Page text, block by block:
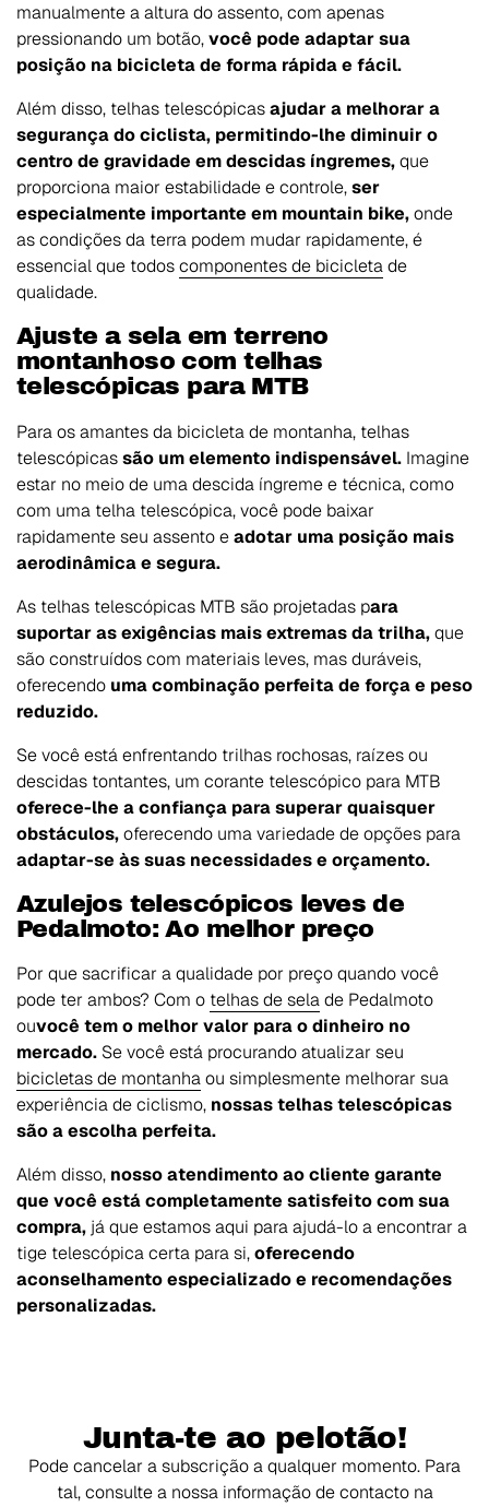
manualmente a altura do assento, com apenas
pressionando um botão,você pode adaptar sua
posição na bicicleta de forma rápida e fácil.
Além disso, telhas telescópicasajudar a melhorar a
segurança do ciclista, permitindo-lhe diminuir o
centro de gravidade em descidas íngremes,que
proporciona maior estabilidade e controle,ser
especialmente importante em mountain bike,onde
as condições da terra podem mudar rapidamente, é
essencial que todoscomponentes de bicicletade
qualidade.
Ajuste a sela em terreno
montanhoso com telhas
telescópicas para MTB
Para os amantes da bicicleta de montanha, telhas
telescópicassão um elemento indispensável. Imagine
estar no meio de uma descida íngreme e técnica, como
com uma telha telescópica, você pode baixar
rapidamente seu assento eadotar uma posição mais
aerodinâmica e segura.
As telhas telescópicas MTB são projetadas para
suportar as exigências mais extremas da trilha,que
são construídos com materiais leves, mas duráveis,
oferecendo uma combinação perfeita de força e peso
reduzido.
Se você está enfrentando trilhas rochosas, raízes ou
descidas tontantes, um corante telescópico para MTB
oferece-lhe a confiança para superar quaisquer
obstáculos,oferecendo uma variedade de opções para
adaptar-se às suas necessidades e orçamento.
Azulejos telescópicos leves de
Pedalmoto: Ao melhor preço
Por que sacrificar a qualidade por preço quando você
pode ter ambos? Com o telhas de selade Pedalmoto
ouvocê tem o melhor valor para o dinheiro no
mercado. Se você está procurando atualizar seu
bicicletas de montanhaou simplesmente melhorar sua
experiência de ciclismo, nossas telhas telescópicas
são a escolha perfeita.
Além disso, nosso atendimento ao cliente garante
que você está completamente satisfeito com sua
compra, já que estamos aqui para ajudá-lo a encontrar a
tige telescópica certa para si,oferecendo
aconselhamento especializado e recomendações
personalizadas.
Junta-te ao pelotão!
Pode cancelar a subscrição a qualquer momento. Para
tal, consulte a nossa informação de contacto na